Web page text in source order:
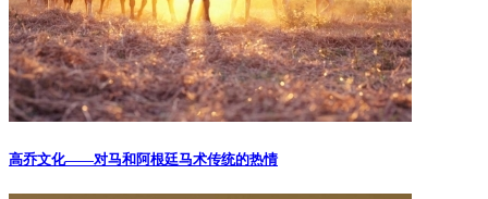
高乔文化——对马和阿根廷马术传统的热情